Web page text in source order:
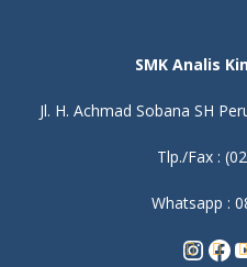
SMK Analis
Jl. H. Achmad Sobana SH
Tlp./Fax :
Whatsapp :